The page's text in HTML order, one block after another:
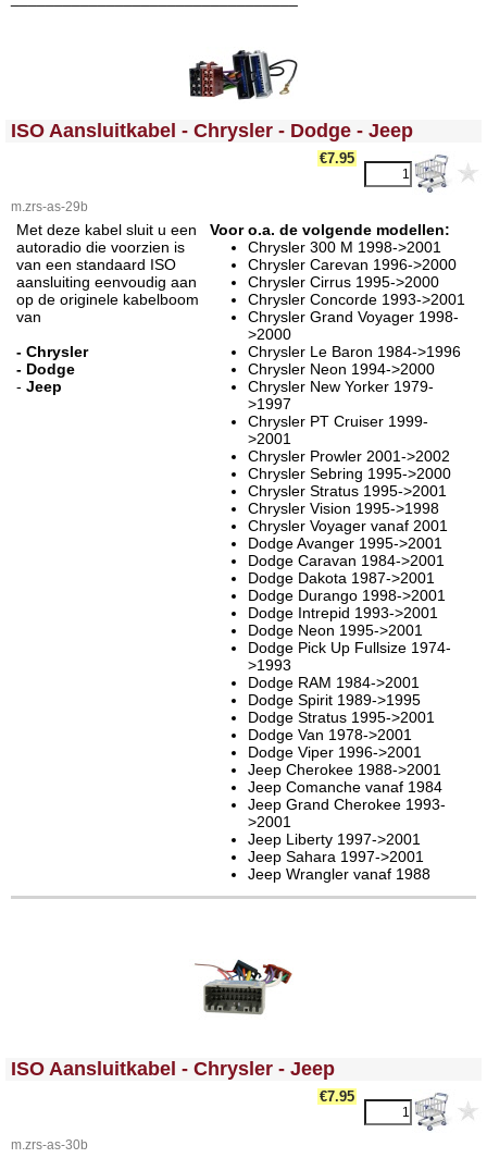
<!-- MakeFullWidth0 --><!-- MakeFullWidth1 --><!-- MakeFullWidth2 --><!-- MakeFullWidth3 --><!-- MakeFullWidth4 --><!-- MakeFullWidth5 --><!-- MakeFullWidth6 --><!-- MakeFullWidth7 --><!-- MakeFullWidth8 --><!-- MakeFullWidth9 --><!-- MakeFullWidth10 --><!-- MakeFullWidth11 --><!-- MakeFullWidth12 --><!-- MakeFullWidth13 --><!-- MakeFullWidth14 --><!-- MakeFullWidth15 --><!-- MakeFullWidth16 --><!-- MakeFullWidth17 --><!-- MakeFullWidth18 --><!-- MakeFullWidth19 -->
ISO Aansluitkabel - Chrysler - Dodge - Jeep
€7.95
m.zrs-as-29b
Met deze kabel sluit u een
autoradio die voorzien is
van een standaard ISO
aansluiting eenvoudig aan
op de originele kabelboom
van
- Chrysler
- Dodge
- Jeep
Voor o.a. de volgende modellen:
Chrysler 300 M 1998->2001
Chrysler Carevan 1996->2000
Chrysler Cirrus 1995->2000
Chrysler Concorde 1993->2001
Chrysler Grand Voyager 1998-
>2000
Chrysler Le Baron 1984->1996
Chrysler Neon 1994->2000
Chrysler New Yorker 1979-
>1997
Chrysler PT Cruiser 1999-
>2001
Chrysler Prowler 2001->2002
Chrysler Sebring 1995->2000
Chrysler Stratus 1995->2001
Chrysler Vision 1995->1998
Chrysler Voyager vanaf 2001
Dodge Avanger 1995->2001
Dodge Caravan 1984->2001
Dodge Dakota 1987->2001
Dodge Durango 1998->2001
Dodge Intrepid 1993->2001
Dodge Neon 1995->2001
Dodge Pick Up Fullsize 1974-
>1993
Dodge RAM 1984->2001
Dodge Spirit 1989->1995
Dodge Stratus 1995->2001
Dodge Van 1978->2001
Dodge Viper 1996->2001
Jeep Cherokee 1988->2001
Jeep Comanche vanaf 1984
Jeep Grand Cherokee 1993-
>2001
Jeep Liberty 1997->2001
Jeep Sahara 1997->2001
Jeep Wrangler vanaf 1988
<!-- MakeFullWidth0 --><!-- MakeFullWidth1 --><!-- MakeFullWidth2 --><!-- MakeFullWidth3 --><!-- MakeFullWidth4 --><!-- MakeFullWidth5 --><!-- MakeFullWidth6 --><!-- MakeFullWidth7 --><!-- MakeFullWidth8 --><!-- MakeFullWidth9 --><!-- MakeFullWidth10 --><!-- MakeFullWidth11 --><!-- MakeFullWidth12 --><!-- MakeFullWidth13 --><!-- MakeFullWidth14 --><!-- MakeFullWidth15 --><!-- MakeFullWidth16 --><!-- MakeFullWidth17 --><!-- MakeFullWidth18 --><!-- MakeFullWidth19 -->
ISO Aansluitkabel - Chrysler - Jeep
€7.95
m.zrs-as-30b